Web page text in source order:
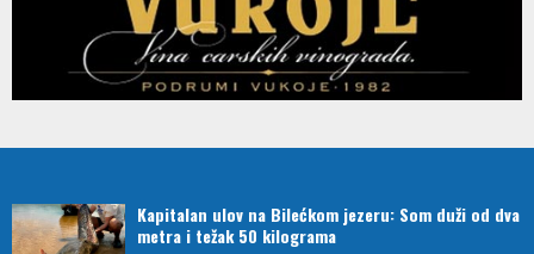
Kapitalan ulov na Bilećkom jezeru: Som duži od dva
metra i težak 50 kilograma